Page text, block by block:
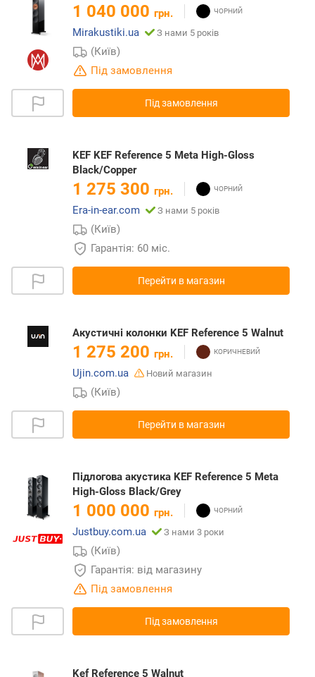
1 040 000 грн.
Mirakustiki.ua
З нами 5 років
(Київ)
Під замовлення
Під замовлення
KEF KEF Reference 5 Meta High-Gloss
Black/Copper
1 275 300 грн.
Era-in-ear.com
З нами 5 років
(Київ)
Гарантія: 60 міс.
Перейти в магазин
Акустичні колонки KEF Reference 5 Walnut
1 275 200 грн.
Ujin.com.ua
Новий магазин
(Київ)
Перейти в магазин
Підлогова акустика KEF Reference 5 Meta
High-Gloss Black/Grey
1 000 000 грн.
Justbuy.com.ua
З нами 3 роки
(Київ)
Гарантія: від магазину
Під замовлення
Під замовлення
Kef Reference 5 Walnut